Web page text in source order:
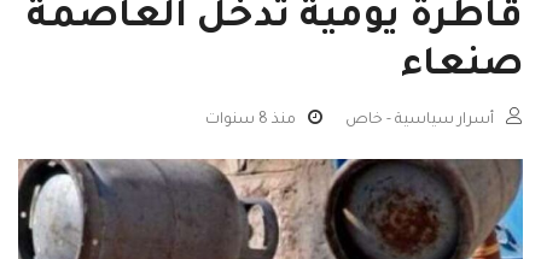
قاطرة يومية تدخل العاصمة
صنعاء
أسرار سياسية - خاص منذ 8 سنوات